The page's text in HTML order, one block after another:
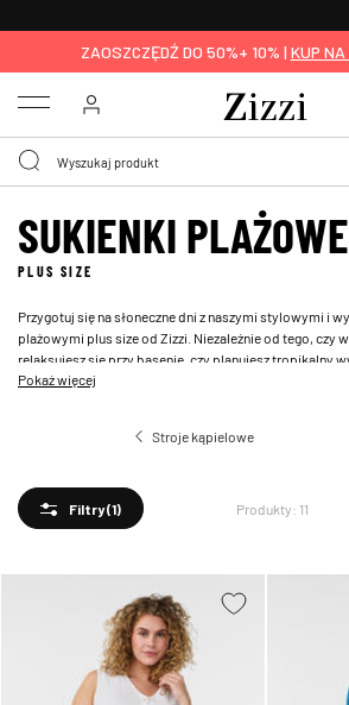
ZAOSZCZĘDŹ DO 50%+ 10% | KUP
Menu
SUKIENKI PLAŻOWE
PLUS SIZE
Przygotuj się na słoneczne dni z naszymi stylowymi i
plażowymi plus size od Zizzi. Niezależnie od tego, czy
relaksujesz się przy basenie, czy planujesz tropikalny
idealną odzież plażową, która doskonale leży i
czemu możesz cieszyć się słońcem z pełną pewnością
Pokaż więcej
Stroje kąpielowe
Filtry(1) Produkty: 11